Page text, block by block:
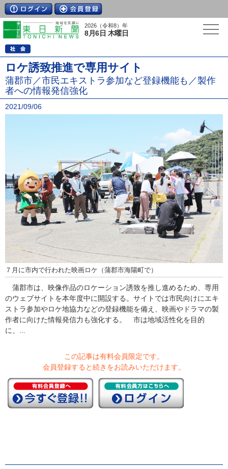
2026（令和8）年
8月6日 木曜日
ロケ誘致推進で専用サイト
蒲郡市／市民エキストラ参加など登録機能も／製作
者への情報発信強化
2021/09/06
７月に市内で行われた映画ロケ（蒲郡市海陽町で）
蒲郡市は、映像作品のロケーション誘致を推し進めるため、専用
のウェブサイトを本年度中に開設する。サイトでは市民向けにエキ
ストラ参加やロケ地協力などの登録機能を備え、映画やドラマの製
作者に向けた情報発信力も強化する。 市は地域活性化を目的
に、...
この記事は有料会員限定です。
会員登録すると続きをお読みいただけます。